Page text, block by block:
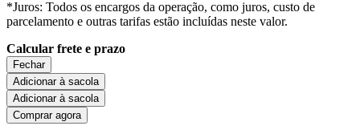
*Juros: Todos os encargos da operação, como juros, custo de
parcelamento e outras tarifas estão incluídas neste valor.
Calcular frete e prazo
Fechar
Adicionar à sacola
Adicionar à sacola
Comprar agora